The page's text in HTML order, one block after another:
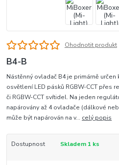
Ohodnotit produkt
B4-B
Nástěnný ovladač B4 je primárně
osvětlení LED pásků RGBW-CCT přes
či RGBW-CCT svítidel. Na jeden
napárovány až 4 ovladače (dálkové
může být napárován na v... celý popis
Dostupnost Skladem 1 ks